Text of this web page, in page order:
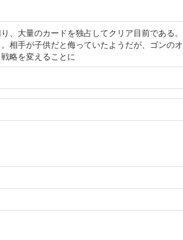
、大量のカードを独占してクリア目前である。
相手が子供だと侮っていたようだが、ゴンのオ
略を変えることに